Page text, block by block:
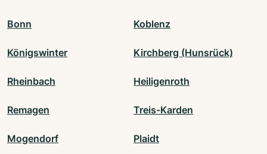
Bonn Koblenz
Königswinter Kirchberg (Hunsrück)
Rheinbach Heiligenroth
Remagen Treis-Karden
Mogendorf Plaidt